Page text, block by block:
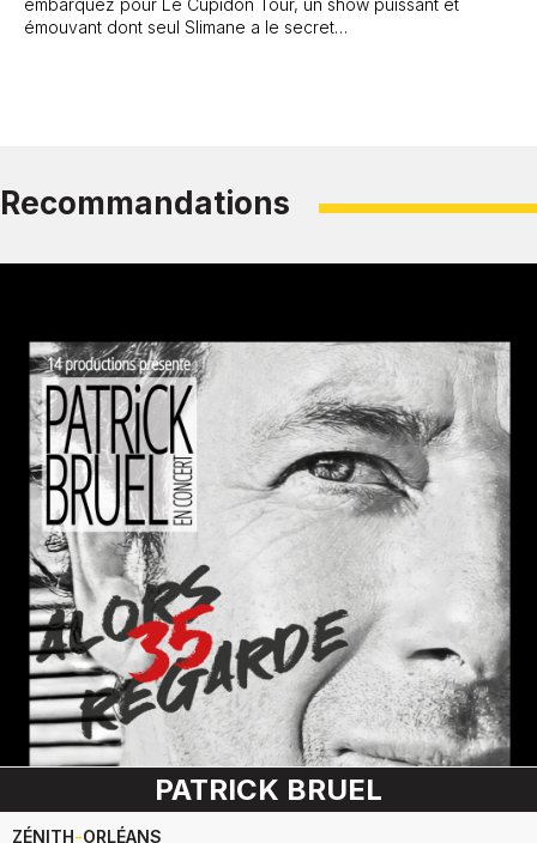
embarquez pour Le Cupidon Tour, un show puissant et
émouvant dont seul Slimane a le secret…
Recommandations
PATRICK BRUEL
ZÉNITH-ORLÉANS